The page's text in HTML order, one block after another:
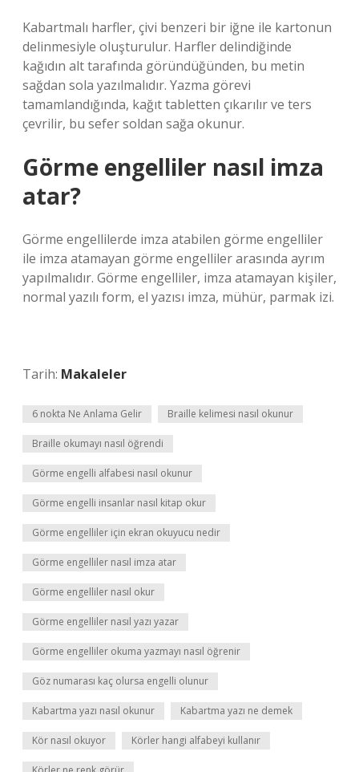
Kabartmalı harfler, çivi benzeri bir iğne ile kartonun
delinmesiyle oluşturulur. Harfler delindiğinde
kağıdın alt tarafında göründüğünden, bu metin
sağdan sola yazılmalıdır. Yazma görevi
tamamlandığında, kağıt tabletten çıkarılır ve ters
çevrilir, bu sefer soldan sağa okunur.
Görme engelliler nasıl imza
atar?
Görme engellilerde imza atabilen görme engelliler
ile imza atamayan görme engelliler arasında ayrım
yapılmalıdır. Görme engelliler, imza atamayan kişiler,
normal yazılı form, el yazısı imza, mühür, parmak izi.
Tarih: Makaleler
6 nokta Ne Anlama Gelir Braille kelimesi nasıl okunur
Braille okumayı nasıl öğrendi
Görme engelli alfabesi nasıl okunur
Görme engelli insanlar nasıl kitap okur
Görme engelliler için ekran okuyucu nedir
Görme engelliler nasıl imza atar
Görme engelliler nasıl okur
Görme engelliler nasıl yazı yazar
Görme engelliler okuma yazmayı nasıl öğrenir
Göz numarası kaç olursa engelli olunur
Kabartma yazı nasıl okunur Kabartma yazı ne demek
Kör nasıl okuyor Körler hangi alfabeyi kullanır